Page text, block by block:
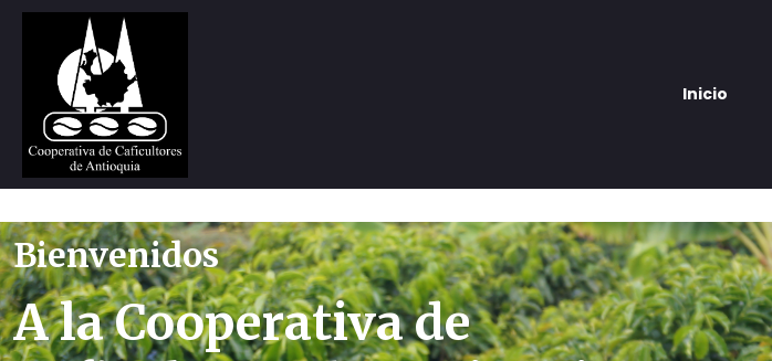
Inicio
Bienvenidos
A la Cooperativa de